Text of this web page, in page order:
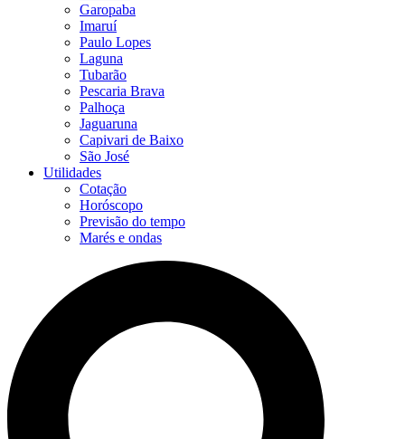
Garopaba
Imaruí
Paulo Lopes
Laguna
Tubarão
Pescaria Brava
Palhoça
Jaguaruna
Capivari de Baixo
São José
Utilidades
Cotação
Horóscopo
Previsão do tempo
Marés e ondas